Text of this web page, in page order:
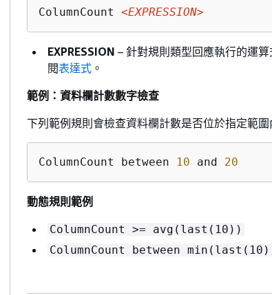
ColumnCount <EXPRESSION>
EXPRESSION – 針對規則類型回應執行的運
閱表達式 。
範例：資料欄計數數字檢查
下列範例規則會檢查資料欄計數是否位於指定範圍
ColumnCount between 10 and 20
動態規則範例
ColumnCount >= avg(last(10))
ColumnCount between